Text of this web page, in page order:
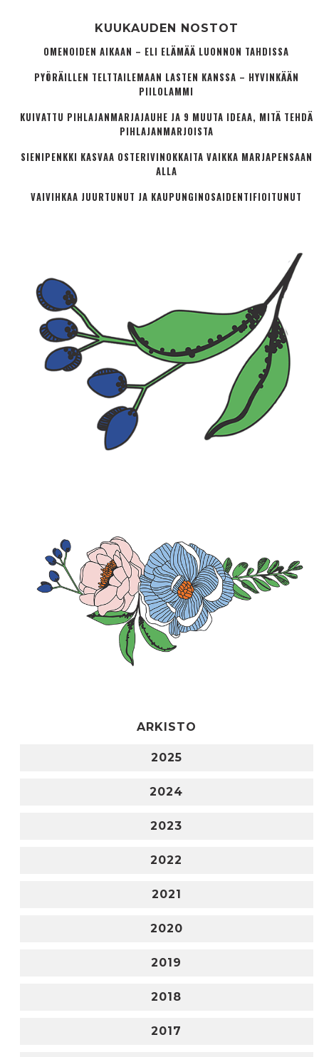
KUUKAUDEN NOSTOT
OMENOIDEN AIKAAN – ELI ELÄMÄÄ LUONNON TAHDISSA
PYÖRÄILLEN TELTTAILEMAAN LASTEN KANSSA – HYVINKÄÄN
PIILOLAMMI
KUIVATTU PIHLAJANMARJAJAUHE JA 9 MUUTA IDEAA, MITÄ TEHDÄ
PIHLAJANMARJOISTA
SIENIPENKKI KASVAA OSTERIVINOKKAITA VAIKKA MARJAPENSAAN
ALLA
VAIVIHKAA JUURTUNUT JA KAUPUNGINOSA­IDENTIFIOITUNUT
ARKISTO
2025
2024
2023
2022
2021
2020
2019
2018
2017